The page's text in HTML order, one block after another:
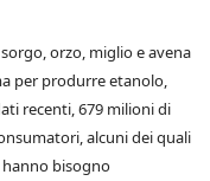
orzo, miglio e avena
per produrre etanolo,
recenti, 679 milioni di
alcuni dei quali
bisogno